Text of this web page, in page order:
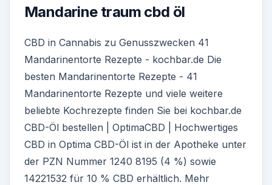
Mandarine traum cbd öl
CBD in Cannabis zu Genusszwecken 41
Mandarinentorte Rezepte - kochbar.de Die
besten Mandarinentorte Rezepte - 41
Mandarinentorte Rezepte und viele weitere
beliebte Kochrezepte finden Sie bei kochbar.de
CBD-Öl bestellen | OptimaCBD | Hochwertiges
CBD in Optima CBD-Öl ist in der Apotheke unter
der PZN Nummer 1240 8195 (4 %) sowie
14221532 für 10 % CBD erhältlich. Mehr